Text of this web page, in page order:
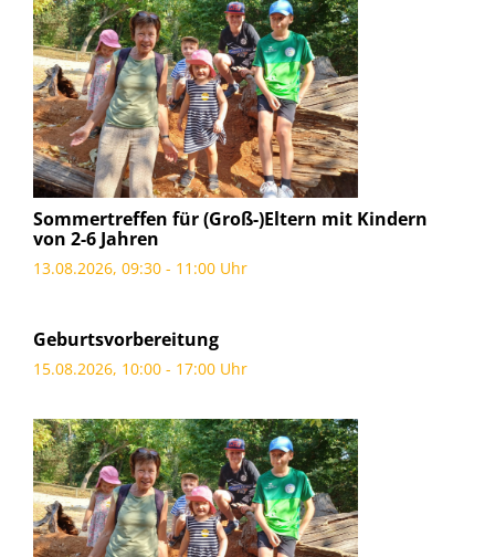
Sommertreffen für (Groß-)Eltern mit Kindern
von 2-6 Jahren
13.08.2026, 09:30 - 11:00 Uhr
Geburtsvorbereitung
15.08.2026, 10:00 - 17:00 Uhr